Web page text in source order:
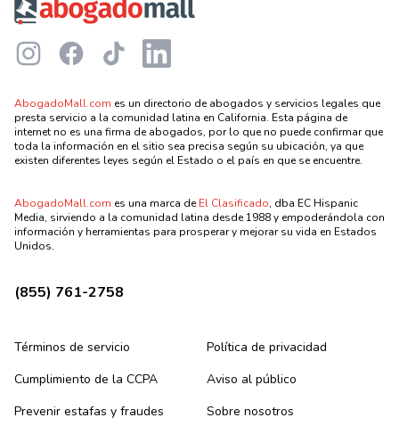
InstagramFacebookTikTok LinkedIn
AbogadoMall.com es un directorio de abogados y servicios legales que
presta servicio a la comunidad latina en California. Esta página de
internet no es una firma de abogados, por lo que no puede confirmar que
toda la información en el sitio sea precisa según su ubicación, ya que
existen diferentes leyes según el Estado o el país en que se encuentre.
AbogadoMall.com es una marca deEl Clasificado, dba EC Hispanic
Media, sirviendo a la comunidad latina desde 1988 y empoderándola con
información y herramientas para prosperar y mejorar su vida en Estados
Unidos.
(855) 761-2758
Términos de servicio
Política de privacidad
Cumplimiento de la CCPA
Aviso al público
Prevenir estafas y fraudes
Sobre nosotros